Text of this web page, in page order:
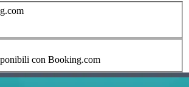
con Booking.com